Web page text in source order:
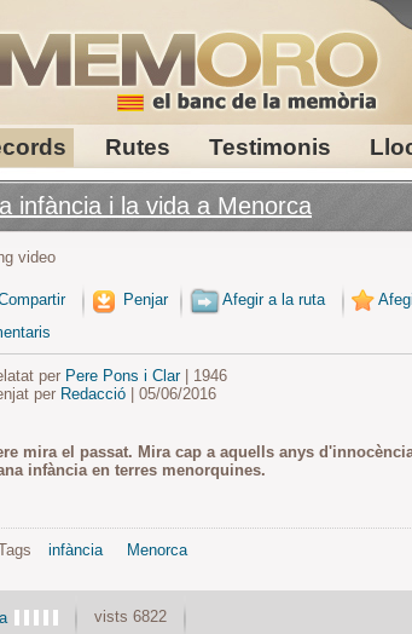
Rutes Testimonis
infància i la vida a Menorca
video
Penjar Afegir a la ruta
per Pere Pons i Clar| 1946
per Redacció| 05/06/2016
mira el passat. Mira cap a aquells anys
infància en terres menorquines.
infància Menorca
vists 6822